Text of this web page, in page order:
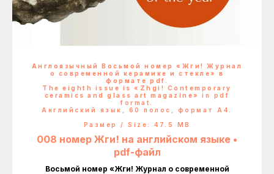
Англоязычный Восьмой номер «Жги! Журнал
о современной керамике и стекле» в
формате pdf.
The eighth issue is «Zhgi! Contemporary
ceramics and glass art magazine»in pdf
format .
Английский язык, 60 полос, формат А4.
Размер / Size: 47.5 MB
008 номер Жги! на английском языке •
pdf-файл
Восьмой номер «Жги! Журнал о современной